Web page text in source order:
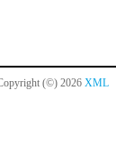
(©) 2026 XML